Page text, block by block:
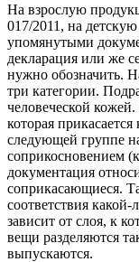
На взрослую
017/2011, на
упомянутыми
декларация или же
нужно обозначить.
три категории.
человеческой
которая
следующей группе
соприкосновением
документация
соприкасающиеся.
соответствия
зависит от слоя, к
вещи разделяются
выпускаются.